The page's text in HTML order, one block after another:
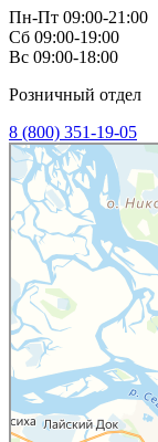
Пн-Пт 09:00-21:00
Сб 09:00-19:00
Вс 09:00-18:00
Розничный отдел
8 (800) 351-19-05